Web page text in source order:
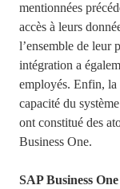
mentionnées
accès à leurs
l’ensemble de leur
intégration a
employés. Enfin,
capacité du
ont constitué des
Business One.
SAP Business